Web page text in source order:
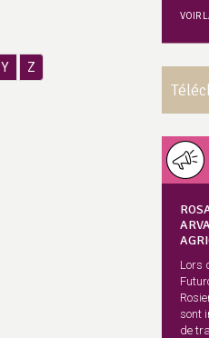
Y Z
VOIR
Lors
sont
de